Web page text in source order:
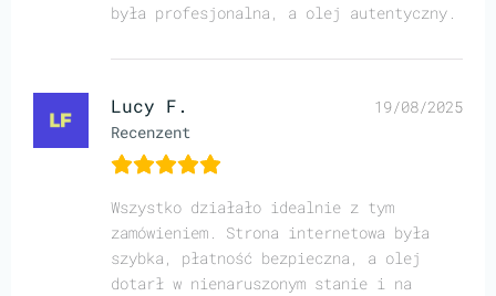
była profesjonalna, a olej autentyczny.
Lucy F.
Recenzent
19/08/2025
Wszystko działało idealnie z tym
zamówieniem. Strona internetowa była
szybka, płatność bezpieczna, a olej
dotarł w nienaruszonym stanie i na